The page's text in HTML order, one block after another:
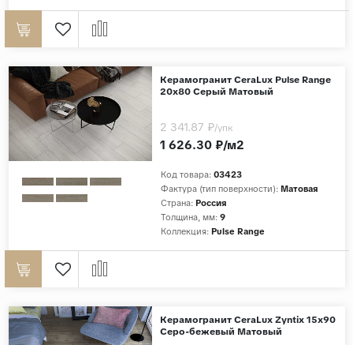
Сатинированная
Страны
Иран
Керамогранит CeraLux Pulse Range
20x80 Серый Матовый
Код товара: 03423
Фактура (тип поверхности): Матовая
Страна: Россия
Толщина, мм: 9
Коллекция: Pulse Range
1 626.30 ₽/м2
2 341.87 ₽/упк
Керамогранит CeraLux Zyntix 15x90
Серо-бежевый Матовый